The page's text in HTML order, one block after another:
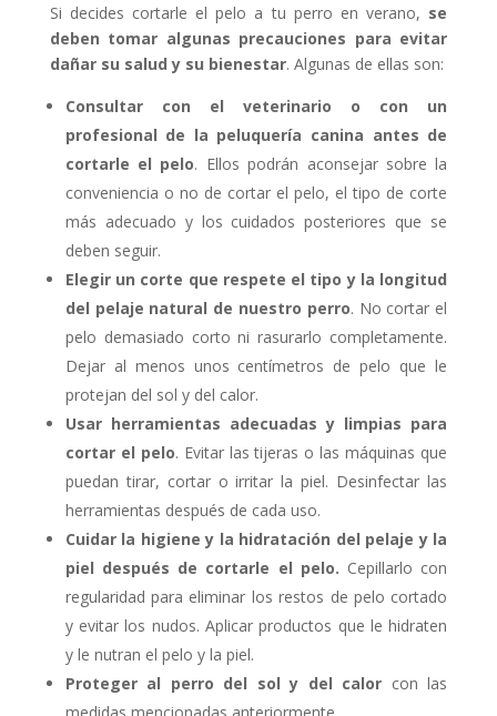
Si decides cortarle el pelo a tu perro en verano, se
deben tomar algunas precauciones para evitar
dañar su salud y su bienestar. Algunas de ellas son:
Consultar con el veterinario o con un
profesional de la peluquería canina antes de
cortarle el pelo. Ellos podrán aconsejar sobre la
conveniencia o no de cortar el pelo, el tipo de corte
más adecuado y los cuidados posteriores que se
deben seguir.
Elegir un corte que respete el tipo y la longitud
del pelaje natural de nuestro perro. No cortar el
pelo demasiado corto ni rasurarlo completamente.
Dejar al menos unos centímetros de pelo que le
protejan del sol y del calor.
Usar herramientas adecuadas y limpias para
cortar el pelo. Evitar las tijeras o las máquinas que
puedan tirar, cortar o irritar la piel. Desinfectar las
herramientas después de cada uso.
Cuidar la higiene y la hidratación del pelaje y la
piel después de cortarle el pelo. Cepillarlo con
regularidad para eliminar los restos de pelo cortado
y evitar los nudos. Aplicar productos que le hidraten
y le nutran el pelo y la piel.
Proteger al perro del sol y del calor con las
medidas mencionadas anteriormente.